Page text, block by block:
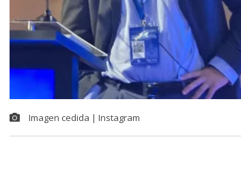
Imagen cedida | Instagram